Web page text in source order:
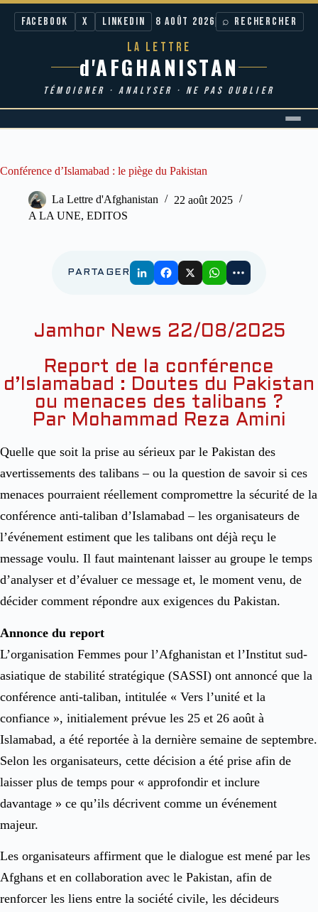
Facebook X LinkedIn 8 AOÛT 2026 ⌕ RECHERCHER
LA LETTRE
d'AFGHANISTAN
TÉMOIGNER · ANALYSER · NE PAS OUBLIER
Conférence d’Islamabad : le piège du Pakistan
La Lettre d'Afghanistan
22 août 2025
A LA UNE, EDITOS
PARTAGER
Jamhor News 22/08/2025
Report de la conférence
d’Islamabad : Doutes du Pakistan
ou menaces des talibans ?
Par Mohammad Reza Amini
Quelle que soit la prise au sérieux par le Pakistan des
avertissements des talibans – ou la question de savoir si ces
menaces pourraient réellement compromettre la sécurité de la
conférence anti-taliban d’Islamabad – les organisateurs de
l’événement estiment que les talibans ont déjà reçu le
message voulu. Il faut maintenant laisser au groupe le temps
d’analyser et d’évaluer ce message et, le moment venu, de
décider comment répondre aux exigences du Pakistan.
Annonce du report
L’organisation Femmes pour l’Afghanistan et l’Institut sud-
asiatique de stabilité stratégique (SASSI) ont annoncé que la
conférence anti-taliban, intitulée « Vers l’unité et la
confiance », initialement prévue les 25 et 26 août à
Islamabad, a été reportée à la dernière semaine de septembre.
Selon les organisateurs, cette décision a été prise afin de
laisser plus de temps pour « approfondir et inclure
davantage » ce qu’ils décrivent comme un événement
majeur.
Les organisateurs affirment que le dialogue est mené par les
Afghans et en collaboration avec le Pakistan, afin de
renforcer les liens entre la société civile, les décideurs